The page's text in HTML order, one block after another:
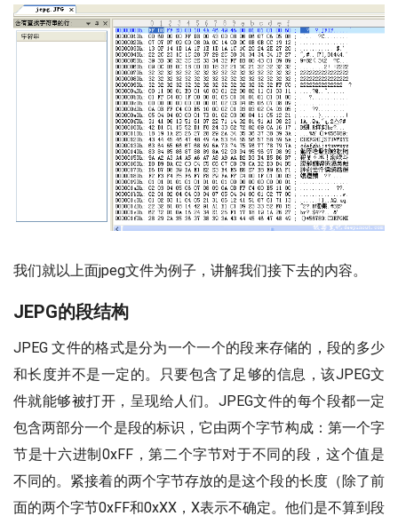
我们就以上面jpeg文件为例子，讲解我们接下去的内容。
JEPG的段结构
JPEG 文件的格式是分为一个一个的段来存储的，段的多少
和长度并不是一定的。只要包含了足够的信息，该JPEG文
件就能够被打开，呈现给人们。JPEG文件的每个段都一定
包含两部分一个是段的标识，它由两个字节构成：第一个字
节是十六进制0xFF，第二个字节对于不同的段，这个值是
不同的。紧接着的两个字节存放的是这个段的长度（除了前
面的两个字节0xFF和0xXX，X表示不确定。他们是不算到段